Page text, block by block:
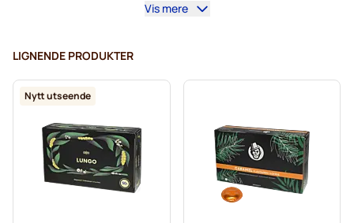
Kaffemaskiner til Nespresso® Professional
Koffeinfri kaffe for Nespresso® Pro
Kapsler til Nespresso® Pro
Gimoka kapsler for Nespresso® Pro
Vis mere
LIGNENDE PRODUKTER
Nytt utseende